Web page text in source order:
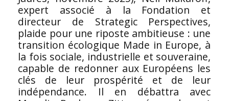
expert associé à la Fondation et
directeur de Strategic Perspectives,
plaide pour une riposte ambitieuse : une
transition écologique Made in Europe, à
la fois sociale, industrielle et souveraine,
capable de redonner aux Européens les
clés de leur prospérité et de leur
indépendance. Il en débattra avec